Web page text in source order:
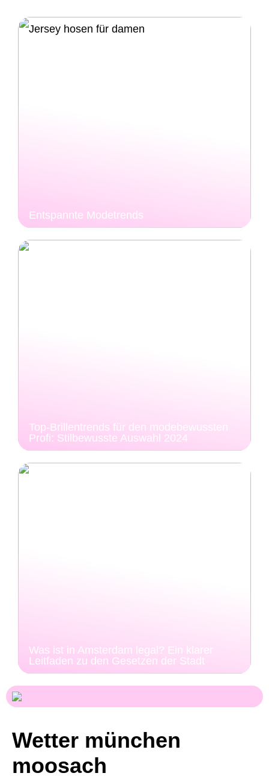
Entspannte Modetrends
Top-Brillentrends für den modebewussten
Profi: Stilbewusste Auswahl 2024
Was ist in Amsterdam legal? Ein klarer
Leitfaden zu den Gesetzen der Stadt
Wetter münchen
moosach